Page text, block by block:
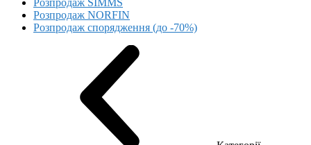
Розпродаж SIMMS
Розпродаж NORFIN
Розпродаж спорядження (до -70%)